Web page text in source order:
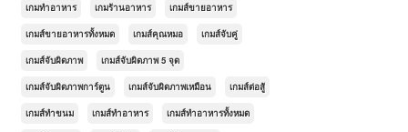
เกมทำอาหาร เกมร้านอาหาร เกมส์ขายอาหาร
เกมส์ขายอาหารทั้งหมด เกมส์คุณหมอ เกมส์จับคู่
เกมส์จับผิดภาพ เกมส์จับผิดภาพ 5 จุด
เกมส์จับผิดภาพการ์ตูน เกมส์จับผิดภาพเหมือน เกมส์ต่อสู้
เกมส์ทำขนม เกมส์ทำอาหาร เกมส์ทำอาหารทั้งหมด